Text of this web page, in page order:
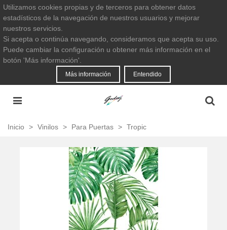
Utilizamos cookies propias y de terceros para obtener datos
estadísticos de la navegación de nuestros usuarios y mejorar
nuestros servicios.
Si acepta o continúa navegando, consideramos que acepta su uso.
Puede cambiar la configuración u obtener más información en el
botón 'Más información'.
Más información Entendido
Inicio > Vinilos > Para Puertas > Tropic